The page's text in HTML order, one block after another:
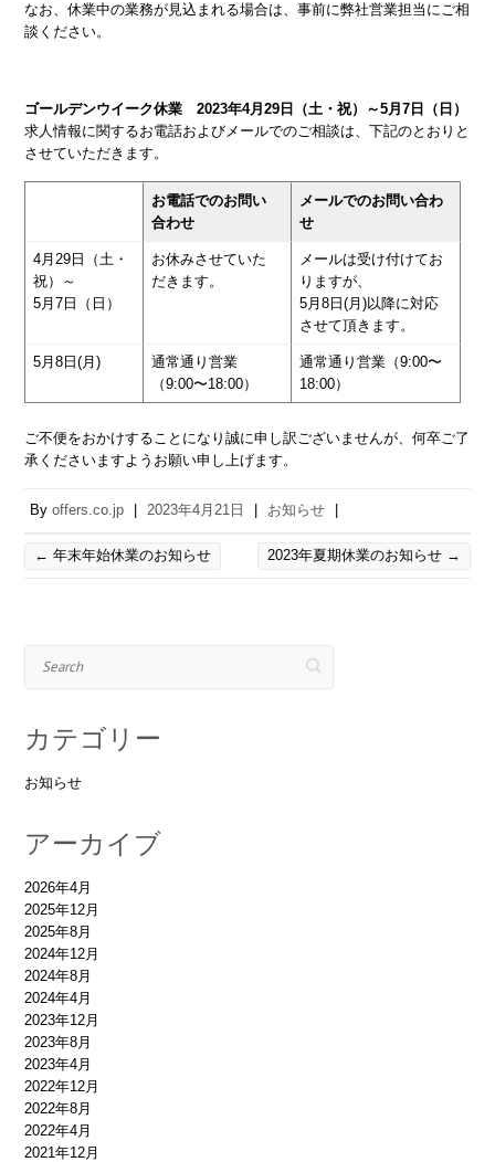
なお、休業中の業務が見込まれる場合は、事前に弊社営業担当にご相
談ください。
ゴールデンウイーク休業 2023年4月29日（土・祝）～5月7日（日）
求人情報に関するお電話およびメールでのご相談は、下記のとおりと
させていただきます。
お電話でのお問い
合わせ
メールでのお問い合わ
せ
4月29日（土・
祝）～
5月7日（日）
お休みさせていた
だきます。
メールは受け付けてお
りますが、
5月8日(月)以降に対応
させて頂きます。
5月8日(月)
通常通り営業
（9:00〜18:00）
通常通り営業（9:00〜
18:00）
ご不便をおかけすることになり誠に申し訳ございませんが、何卒ご了
承くださいますようお願い申し上げます。
Byoffers.co.jp | 2023年4月21日 | お知らせ |
← 年末年始休業のお知らせ 2023年夏期休業のお知らせ →
カテゴリー
お知らせ
アーカイブ
2026年4月
2025年12月
2025年8月
2024年12月
2024年8月
2024年4月
2023年12月
2023年8月
2023年4月
2022年12月
2022年8月
2022年4月
2021年12月